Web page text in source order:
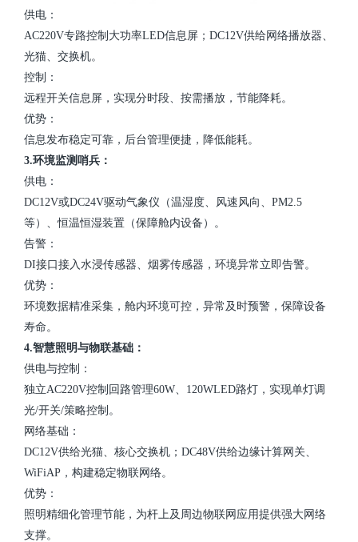
供电：
AC220V专路控制大功率LED信息屏；DC12V供给网络播放器、
光猫、交换机。
控制：
远程开关信息屏，实现分时段、按需播放，节能降耗。
优势：
信息发布稳定可靠，后台管理便捷，降低能耗。
3.环境监测哨兵：
供电：
DC12V或DC24V驱动气象仪（温湿度、风速风向、PM2.5
等）、恒温恒湿装置（保障舱内设备）。
告警：
DI接口接入水浸传感器、烟雾传感器，环境异常立即告警。
优势：
环境数据精准采集，舱内环境可控，异常及时预警，保障设备
寿命。
4.智慧照明与物联基础：
供电与控制：
独立AC220V控制回路管理60W、120WLED路灯，实现单灯调
光/开关/策略控制。
网络基础：
DC12V供给光猫、核心交换机；DC48V供给边缘计算网关、
WiFiAP，构建稳定物联网络。
优势：
照明精细化管理节能，为杆上及周边物联网应用提供强大网络
支撑。